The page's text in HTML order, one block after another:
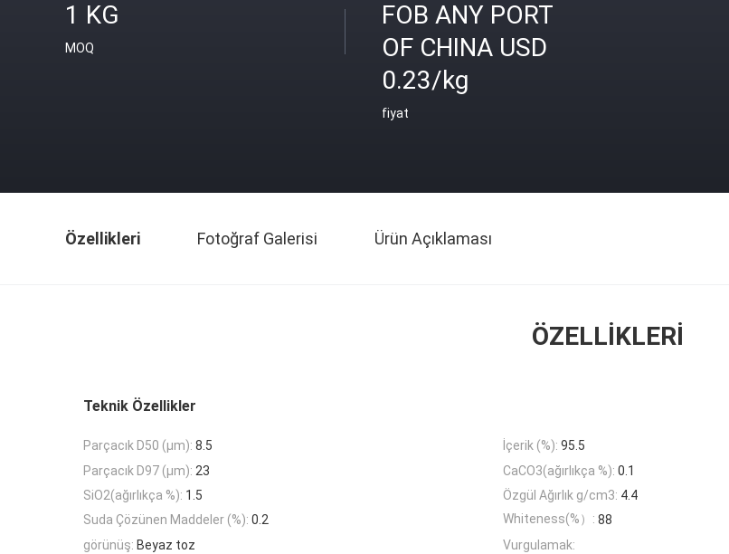
1 KG
MOQ
FOB ANY PORT
OF CHINA USD
0.23/kg
fiyat
Özellikleri Fotoğraf Galerisi Ürün Açıklaması
ÖZELLIKLERI
Teknik Özellikler
Parçacık D50 (μm): 8.5 İçerik (%): 95.5
Parçacık D97 (μm): 23 CaCO3(ağırlıkça %): 0.1
SiO2(ağırlıkça %): 1.5 Özgül Ağırlık g/cm3: 4.4
Suda Çözünen Maddeler (%): 0.2 Whiteness(%）: 88
görünüş: Beyaz toz
Vurgulamak: